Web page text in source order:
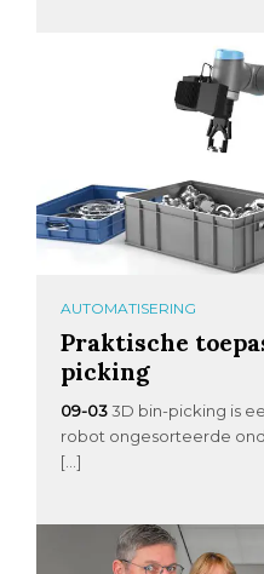
AUTOMATISERING
Praktische
picking
09-03 3D bin-picking is
robot ongesorteerde
[…]